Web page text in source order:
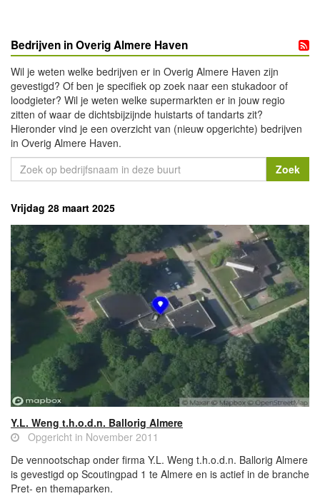
Bedrijven in Overig Almere Haven
Wil je weten welke bedrijven er in Overig Almere Haven zijn
gevestigd? Of ben je specifiek op zoek naar een stukadoor of
loodgieter? Wil je weten welke supermarkten er in jouw regio
zitten of waar de dichtsbijzijnde huistarts of tandarts zit?
Hieronder vind je een overzicht van (nieuw opgerichte) bedrijven
in Overig Almere Haven.
Vrijdag 28 maart 2025
Y.L. Weng t.h.o.d.n. Ballorig Almere
Opgericht in November 2011
De vennootschap onder firma Y.L. Weng t.h.o.d.n. Ballorig Almere
is gevestigd op Scoutingpad 1 te Almere en is actief in de branche
Pret- en themaparken.